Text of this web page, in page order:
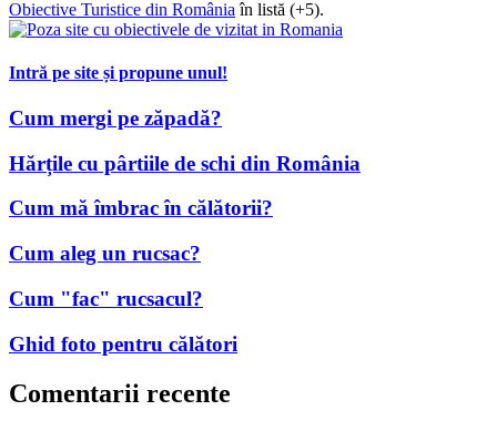
Obiective Turistice din Româniaîn listă (+5).
Intră pe site și propune unul!
Cum mergi pe zăpadă?
Hărțile cu pârtiile de schi din România
Cum mă îmbrac în călătorii?
Cum aleg un rucsac?
Cum "fac" rucsacul?
Ghid foto pentru călători
Comentarii recente